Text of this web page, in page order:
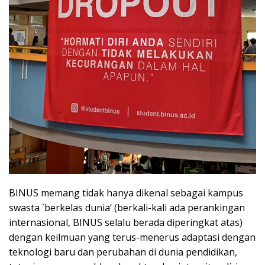
BINUS memang tidak hanya dikenal sebagai kampus
swasta `berkelas dunia‘ (berkali-kali ada perankingan
internasional, BINUS selalu berada diperingkat atas)
dengan keilmuan yang terus-menerus adaptasi dengan
teknologi baru dan perubahan di dunia pendidikan,